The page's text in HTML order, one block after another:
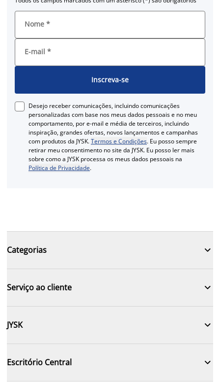
Nome *
E-mail *
Inscreva-se
Desejo receber comunicações, incluindo comunicações
personalizadas com base nos meus dados pessoais e no meu
comportamento, por e-mail e média de terceiros, incluindo
inspiração, grandes ofertas, novos lançamentos e campanhas
com produtos da JYSK.Termos e Condições. Eu posso sempre
retirar meu consentimento no site da JYSK. Eu posso ler mais
sobre como a JYSK processa os meus dados pessoais na
Política de Privacidade.
Categorias 
Serviço ao cliente 
JYSK 
Escritório Central 